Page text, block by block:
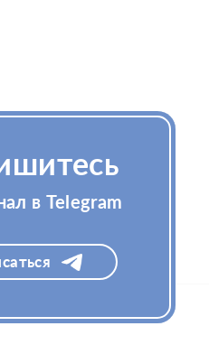
в Telegram